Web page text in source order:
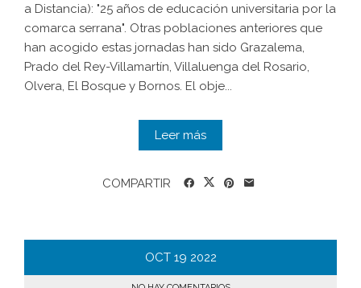
a Distancia): "25 años de educación universitaria por la
comarca serrana". Otras poblaciones anteriores que
han acogido estas jornadas han sido Grazalema,
Prado del Rey-Villamartín, Villaluenga del Rosario,
Olvera, El Bosque y Bornos. El obje...
Leer más
COMPARTIR
OCT 19 2022